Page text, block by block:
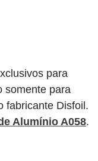
para
somente para
fabricante Disfoil.
Alumínio A058.